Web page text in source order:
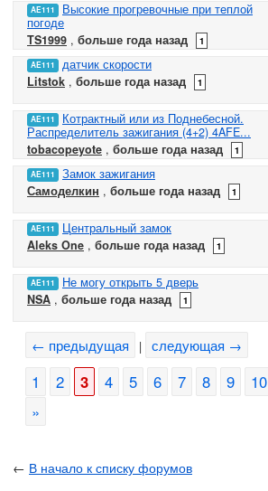
AE111
Высокие прогревочные при теплой
погоде
TS1999 , больше года назад 1
AE111
датчик скорости
Litstok , больше года назад 1
AE111
Котрактный или из Поднебесной.
Распределитель зажигания (4+2) 4AFE...
tobacopeyote , больше года назад 1
AE111
Замок зажигания
Самоделкин , больше года назад 1
AE111
Центральный замок
Aleks One , больше года назад 1
AE111
Не могу открыть 5 дверь
NSA , больше года назад 1
← предыдущая | следующая →
1 2 3 4 5 6 7 8 9 10
»
← В начало к списку форумов